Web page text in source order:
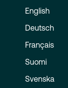
English
Deutsch
Français
Suomi
Svenska